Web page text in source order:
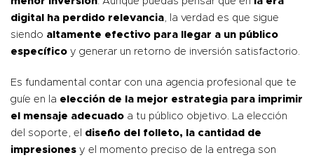
digital ha perdido relevancia , la verdad es que sigue
siendo altamente efectivo para llegar a un público
específico y generar un retorno de inversión satisfactorio.
Es fundamental contar con una agencia profesional que te
guíe en la elección de la mejor estrategia para imprimir
el mensaje adecuado a tu público objetivo. La elección
del soporte, el diseño del folleto, la cantidad de
impresiones y el momento preciso de la entrega son